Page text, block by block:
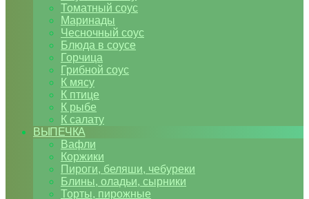
Томатный соус
Маринады
Чесночный соус
Блюда в соусе
Горчица
Грибной соус
К мясу
К птице
К рыбе
К салату
ВЫПЕЧКА
Вафли
Коржики
Пироги, беляши, чебуреки
Блины, оладьи, сырники
Торты, пирожные